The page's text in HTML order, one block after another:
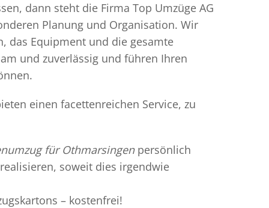
dann steht die Firma Top Umzüge AG
Planung und Organisation. Wir
das Equipment und die gesamte
und zuverlässig und führen Ihren
einen facettenreichen Service, zu
für Othmarsingenpersönlich
soweit dies irgendwie
– kostenfrei!